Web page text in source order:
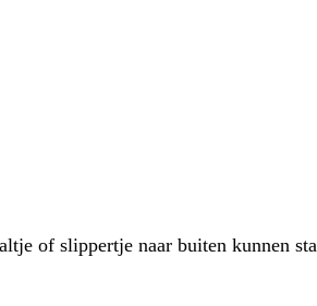
of slippertje naar buiten kunnen